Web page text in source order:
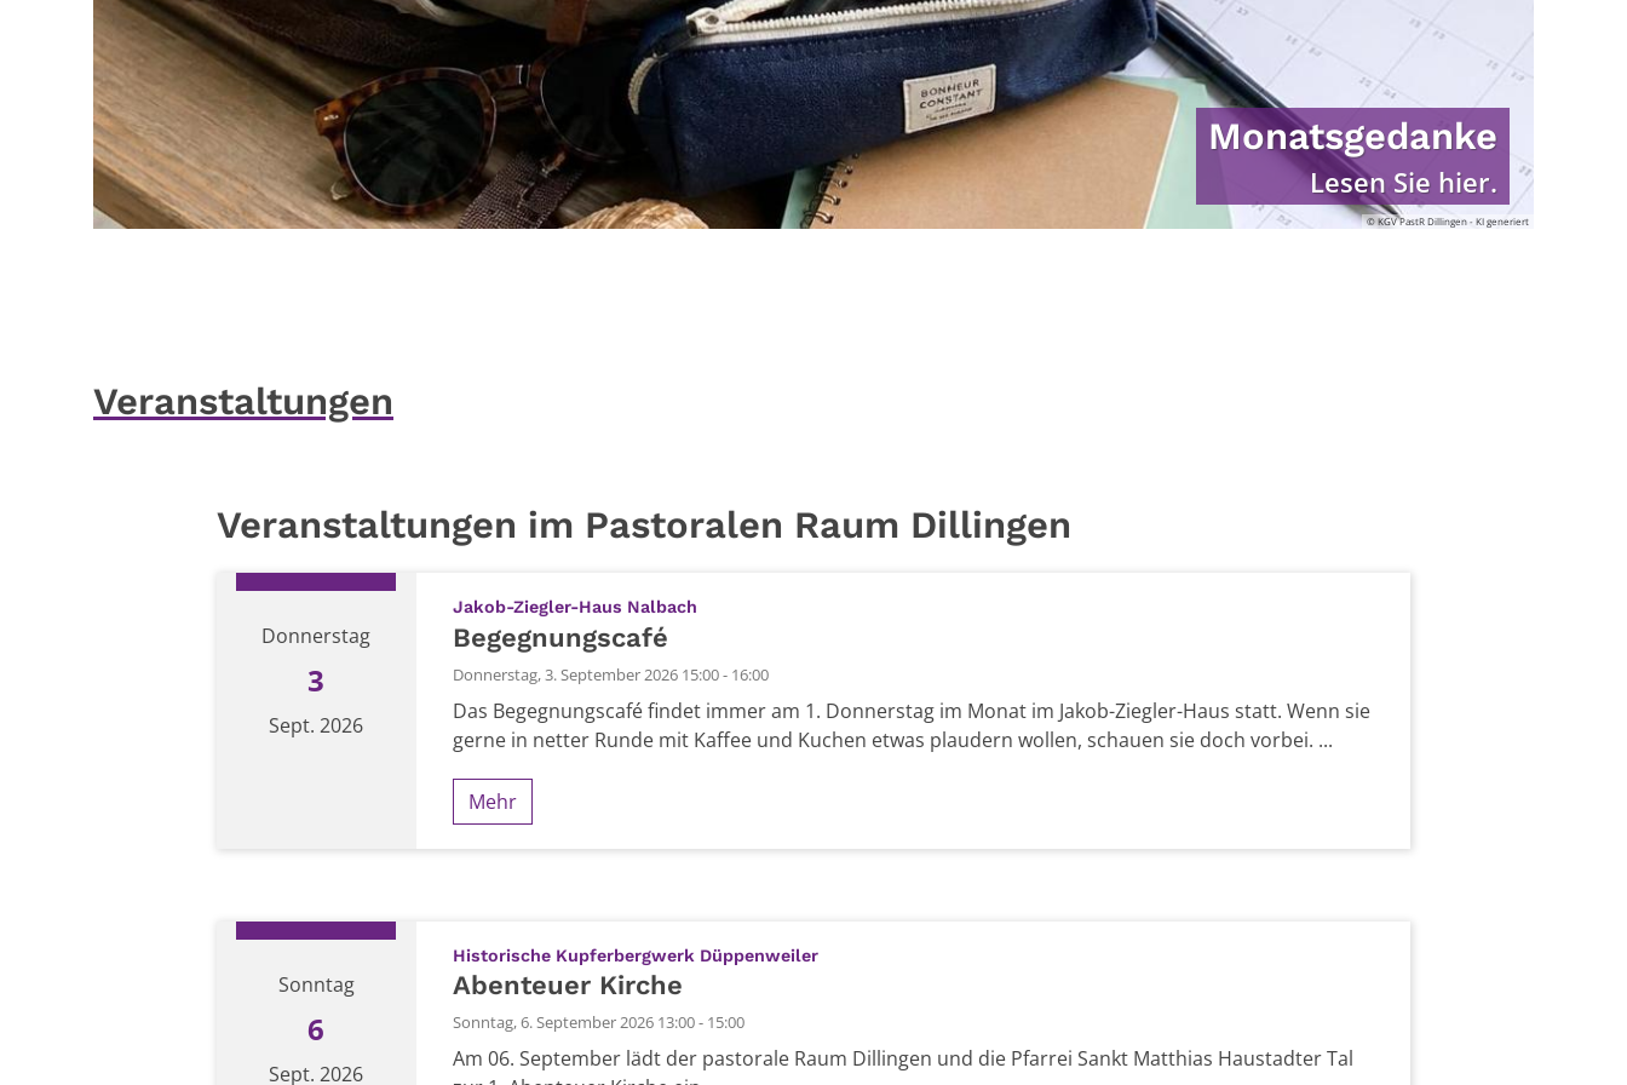
© KGV PastR Dillingen - KI generiert
Monatsgedanke
Lesen Sie hier.
Veranstaltungen
Veranstaltungen im Pastoralen Raum Dillingen
Donnerstag
3
Sept. 2026
Jakob-Ziegler-Haus Nalbach:
Begegnungscafé
Donnerstag, 3. September 2026 15:00 - 16:00
Das Begegnungscafé findet immer am 1. Donnerstag im Monat im Jakob-Ziegler-Haus statt. Wenn sie
gerne in netter Runde mit Kaffee und Kuchen etwas plaudern wollen, schauen sie doch vorbei. ...
Mehr
Sonntag
6
Sept. 2026
Historische Kupferbergwerk Düppenweiler:
Abenteuer Kirche
Sonntag, 6. September 2026 13:00 - 15:00
Am 06. September lädt der pastorale Raum Dillingen und die Pfarrei Sankt Matthias Haustadter Tal